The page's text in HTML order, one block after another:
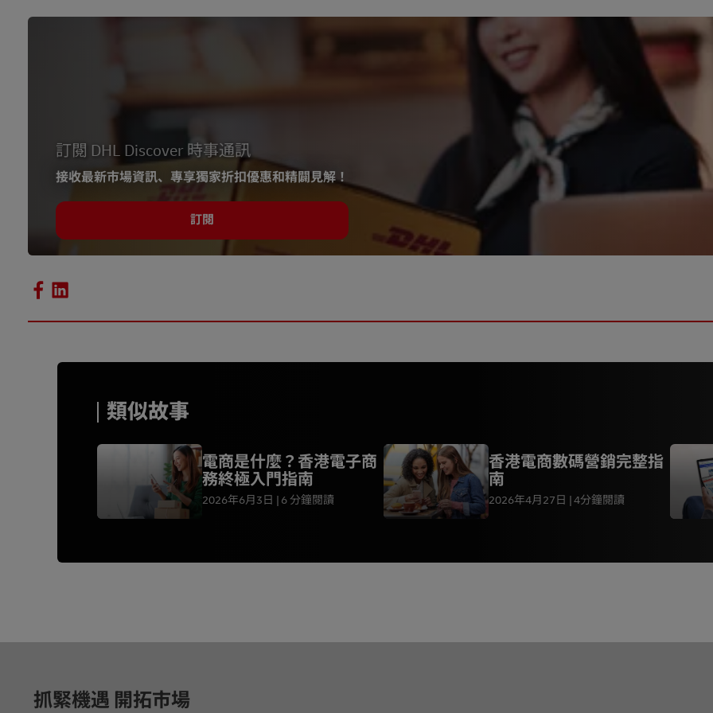
訂閱 DHL Discover 時事通訊
接收最新市場資訊、專享獨家折扣優惠和精闢見解！
訂閱
類似故事
電商是什麼？香港電子商
務終極入門指南
2026年6月3日 6 分鐘閱讀
香港電商數碼營銷完整指
南
2026年4月27日 4分鐘閱讀
抓緊機遇 開拓市場